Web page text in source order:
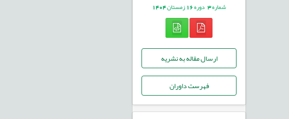
شماره3 دوره16زمستان1404
ارسال مقاله به نشریه
فهرست داوران